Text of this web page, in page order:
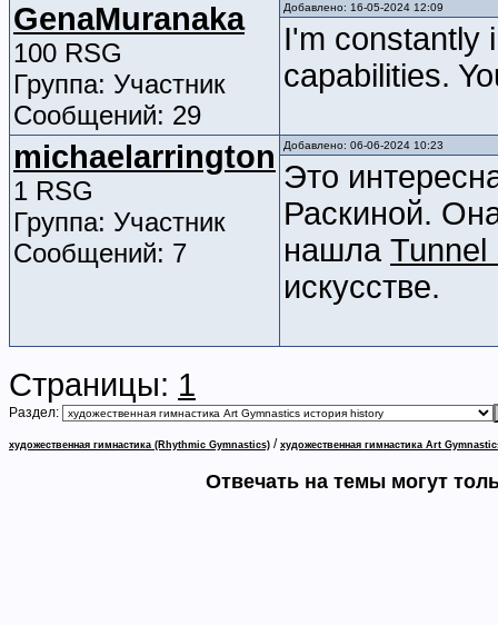
GenaMuranaka
100 RSG
Группа: Участник
Сообщений: 29
Добавлено: 16-05-2024 12:09
I'm constantly
capabilities.
michaelarrington
1 RSG
Группа: Участник
Сообщений: 7
Добавлено: 06-06-2024 10:23
Это
Раскиной.
нашла Tunnel
искусстве.
Страницы: 1
Раздел:
художественная гимнастика (Rhythmic Gymnastics) / художественная гимнастика Art
Отвечать на темы могут